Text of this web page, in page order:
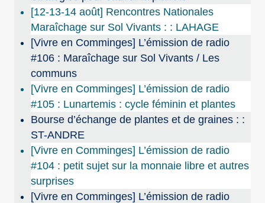
[12-13-14 août] Rencontres Nationales
Maraîchage sur Sol Vivants : : LAHAGE
[Vivre en Comminges] L’émission de radio
#106 : Maraîchage sur Sol Vivants / Les
communs
[Vivre en Comminges] L’émission de radio
#105 : Lunartemis : cycle féminin et plantes
Bourse d’échange de plantes et de graines : :
ST-ANDRE
[Vivre en Comminges] L’émission de radio
#104 : petit sujet sur la monnaie libre et autres
surprises
[Vivre en Comminges] L’émission de radio